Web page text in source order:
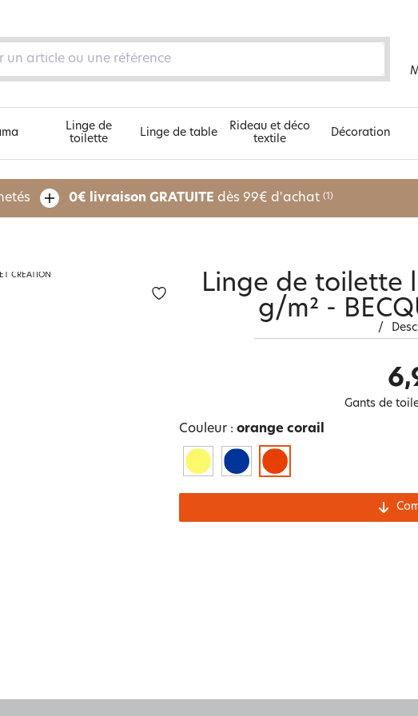
Découvrez nos 5 univers
Féminité et poésie
Linge de
toilette
Linge de table
Rideau et déco
textile
Décoration
0€ livraison GRATUITE dès 99€ d'achat (1)
Linge de toilette
g/m² -
/
Gants de
Couleur : orange corail